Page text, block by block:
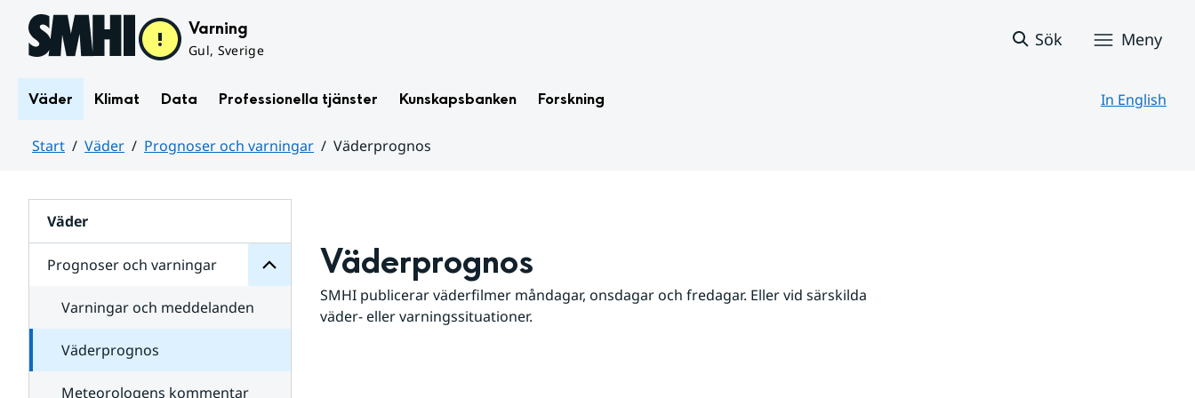
Hoppa till sidans innehåll Varning
Gul, Sverige
Sök Meny
Väder Klimat Data Professionella tjänster Kunskapsbanken Forskning In English
Start Väder Prognoser och varningar
Väderprognos
Väder
Prognoser och varningar
för
varningar
Varningar och meddelanden
Väderprognos
Meteorologens kommentar
Väderprognos
SMHI publicerar väderfilmer måndagar, onsdagar och fredagar. Eller vid särskilda
väder- eller varningssituationer.